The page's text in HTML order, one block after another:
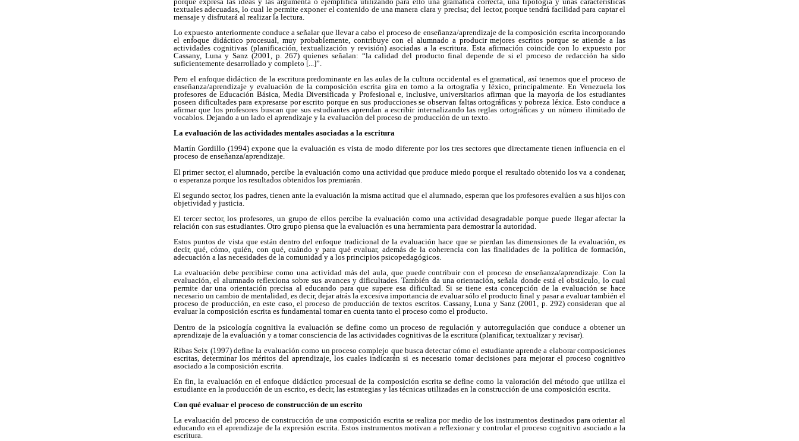
textuales adecuadas, lo cual le permite exponer el contenido de una manera clara y precisa; del lector, porque tendrá facilidad para captar el
mensaje y disfrutará al realizar la lectura.
Lo expuesto anteriormente conduce a señalar que llevar a cabo el proceso de enseñanza/aprendizaje de la composición escrita incorporando
el enfoque didáctico procesual, muy probablemente, contribuye con el alumnado a producir mejores escritos porque se atiende a las
actividades cognitivas (planificación, textualización y revisión) asociadas a la escritura. Esta afirmación coincide con lo expuesto por
Cassany, Luna y Sanz (2001, p. 267) quienes señalan: “la calidad del producto final depende de si el proceso de redacción ha sido
suficientemente desarrollado y completo [...]”.
Pero el enfoque didáctico de la escritura predominante en las aulas de la cultura occidental es el gramatical, así tenemos que el proceso de
enseñanza/aprendizaje y evaluación de la composición escrita gira en torno a la ortografía y léxico, principalmente. En Venezuela los
profesores de Educación Básica, Media Diversificada y Profesional e, inclusive, universitarios afirman que la mayoría de los estudiantes
poseen dificultades para expresarse por escrito porque en sus producciones se observan faltas ortográficas y pobreza léxica. Esto conduce a
afirmar que los profesores buscan que sus estudiantes aprendan a escribir internalizando las reglas ortográficas y un número ilimitado de
vocablos. Dejando a un lado el aprendizaje y la evaluación del proceso de producción de un texto.
La evaluación de las actividades mentales asociadas a la escritura
Martín Gordillo (1994) expone que la evaluación es vista de modo diferente por los tres sectores que directamente tienen influencia en el
proceso de enseñanza/aprendizaje.
El primer sector, el alumnado, percibe la evaluación como una actividad que produce miedo porque el resultado obtenido los va a condenar,
o esperanza porque los resultados obtenidos los premiarán.
El segundo sector, los padres, tienen ante la evaluación la misma actitud que el alumnado, esperan que los profesores evalúen a sus hijos con
objetividad y justicia.
El tercer sector, los profesores, un grupo de ellos percibe la evaluación como una actividad desagradable porque puede llegar afectar la
relación con sus estudiantes. Otro grupo piensa que la evaluación es una herramienta para demostrar la autoridad.
Estos puntos de vista que están dentro del enfoque tradicional de la evaluación hace que se pierdan las dimensiones de la evaluación, es
decir, qué, cómo, quién, con qué, cuándo y para qué evaluar, además de la coherencia con las finalidades de la política de formación,
adecuación a las necesidades de la comunidad y a los principios psicopedagógicos.
La evaluación debe percibirse como una actividad más del aula, que puede contribuir con el proceso de enseñanza/aprendizaje. Con la
evaluación, el alumnado reflexiona sobre sus avances y dificultades. También da una orientación, señala donde está el obstáculo, lo cual
permite dar una orientación precisa al educando para que supere esa dificultad. Si se tiene esta concepción de la evaluación se hace
necesario un cambio de mentalidad, es decir, dejar atrás la excesiva importancia de evaluar sólo el producto final y pasar a evaluar también el
proceso de producción, en este caso, el proceso de producción de textos escritos. Cassany, Luna y Sanz (2001, p. 292) consideran que al
evaluar la composición escrita es fundamental tomar en cuenta tanto el proceso como el producto.
Dentro de la psicología cognitiva la evaluación se define como un proceso de regulación y autorregulación que conduce a obtener un
aprendizaje de la evaluación y a tomar consciencia de las actividades cognitivas de la escritura (planificar, textualizar y revisar).
Ribas Seix (1997) define la evaluación como un proceso complejo que busca detectar cómo el estudiante aprende a elaborar composiciones
escritas, determinar los méritos del aprendizaje, los cuales indicarán si es necesario tomar decisiones para mejorar el proceso cognitivo
asociado a la composición escrita.
En fin, la evaluación en el enfoque didáctico procesual de la composición escrita se define como la valoración del método que utiliza el
estudiante en la producción de un escrito, es decir, las estrategias y las técnicas utilizadas en la construcción de una composición escrita.
Con qué evaluar el proceso de construcción de un escrito
La evaluación del proceso de construcción de una composición escrita se realiza por medio de los instrumentos destinados para orientar al
educando en el aprendizaje de la expresión escrita. Estos instrumentos motivan a reflexionar y controlar el proceso cognitivo asociado a la
escritura.